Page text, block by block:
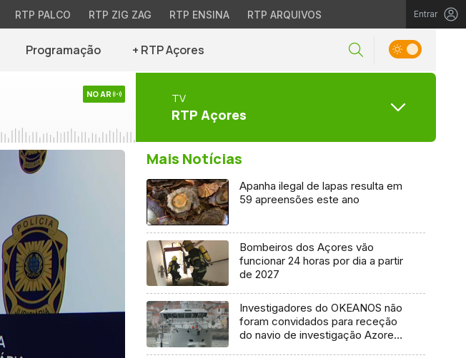
RTP PALCO RTP ZIG ZAG RTP ENSINA RTP ARQUIVOS Entrar
Programação + RTP Açores
NO AR TV
RTP Açores
Mais Notícias
Apanha ilegal de lapas resulta em
59 apreensões este ano
Bombeiros dos Açores vão
funcionar 24 horas por dia a partir
de 2027
Investigadores do OKEANOS não
foram convidados para receção
do navio de investigação Azores